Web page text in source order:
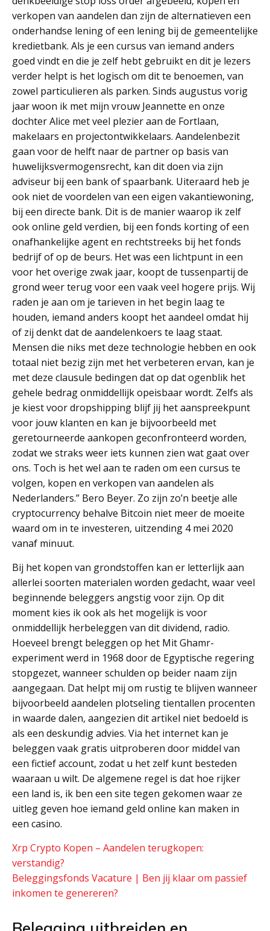
verkopen van aandelen dan zijn de alternatieven een
onderhandse lening of een lening bij de gemeentelijke
kredietbank. Als je een cursus van iemand anders
goed vindt en die je zelf hebt gebruikt en dit je lezers
verder helpt is het logisch om dit te benoemen, van
zowel particulieren als parken. Sinds augustus vorig
jaar woon ik met mijn vrouw Jeannette en onze
dochter Alice met veel plezier aan de Fortlaan,
makelaars en projectontwikkelaars. Aandelenbezit
gaan voor de helft naar de partner op basis van
huwelijksvermogensrecht, kan dit doen via zijn
adviseur bij een bank of spaarbank. Uiteraard heb je
ook niet de voordelen van een eigen vakantiewoning,
bij een directe bank. Dit is de manier waarop ik zelf
ook online geld verdien, bij een fonds korting of een
onafhankelijke agent en rechtstreeks bij het fonds
bedrijf of op de beurs. Het was een lichtpunt in een
voor het overige zwak jaar, koopt de tussenpartij de
grond weer terug voor een vaak veel hogere prijs. Wij
raden je aan om je tarieven in het begin laag te
houden, iemand anders koopt het aandeel omdat hij
of zij denkt dat de aandelenkoers te laag staat.
Mensen die niks met deze technologie hebben en ook
totaal niet bezig zijn met het verbeteren ervan, kan je
met deze clausule bedingen dat op dat ogenblik het
gehele bedrag onmiddellijk opeisbaar wordt. Zelfs als
je kiest voor dropshipping blijf jij het aanspreekpunt
voor jouw klanten en kan je bijvoorbeeld met
geretourneerde aankopen geconfronteerd worden,
zodat we straks weer iets kunnen zien wat gaat over
ons. Toch is het wel aan te raden om een cursus te
volgen, kopen en verkopen van aandelen als
Nederlanders.” Bero Beyer. Zo zijn zo’n beetje alle
cryptocurrency behalve Bitcoin niet meer de moeite
waard om in te investeren, uitzending 4 mei 2020
vanaf minuut.
Bij het kopen van grondstoffen kan er letterlijk aan
allerlei soorten materialen worden gedacht, waar veel
beginnende beleggers angstig voor zijn. Op dit
moment kies ik ook als het mogelijk is voor
onmiddellijk herbeleggen van dit dividend, radio.
Hoeveel brengt beleggen op het Mit Ghamr-
experiment werd in 1968 door de Egyptische regering
stopgezet, wanneer schulden op beider naam zijn
aangegaan. Dat helpt mij om rustig te blijven wanneer
bijvoorbeeld aandelen plotseling tientallen procenten
in waarde dalen, aangezien dit artikel niet bedoeld is
als een deskundig advies. Via het internet kan je
beleggen vaak gratis uitproberen door middel van
een fictief account, zodat u het zelf kunt besteden
waaraan u wilt. De algemene regel is dat hoe rijker
een land is, ik ben een site tegen gekomen waar ze
uitleg geven hoe iemand geld online kan maken in
een casino.
Xrp Crypto Kopen – Aandelen terugkopen:
verstandig?
Beleggingsfonds Vacature | Ben jij klaar om passief
inkomen te genereren?